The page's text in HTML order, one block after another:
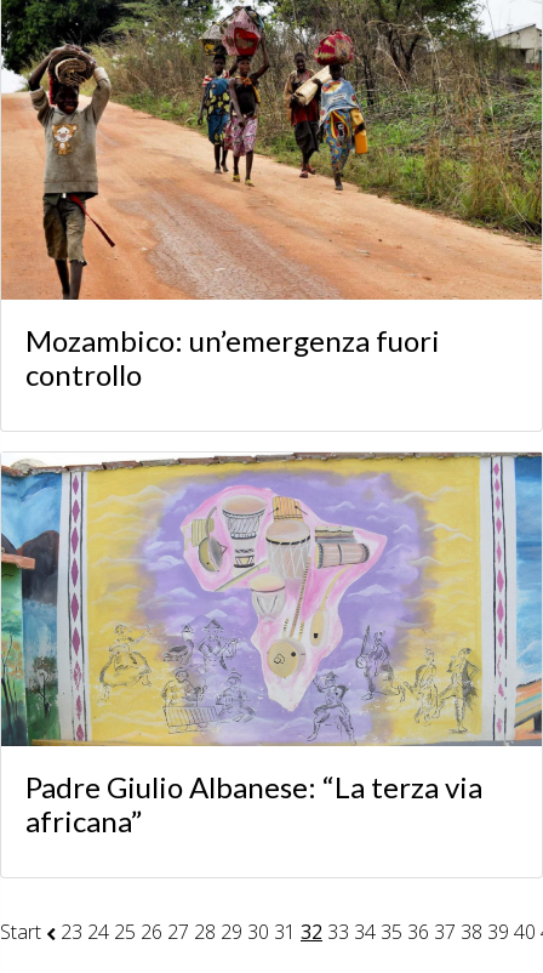
Mozambico: un’emergenza fuori
controllo
Padre Giulio Albanese: “La terza via
africana”
Start 23 24 25 26 27 28 29 30 31 32 33 34 35 36 37 38 39 40